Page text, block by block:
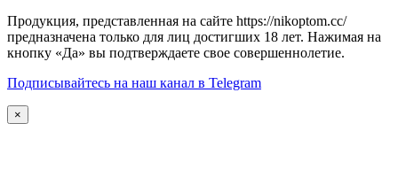
Продукция, представленная на сайте https://nikoptom.cc/
предназначена только для лиц достигших 18 лет. Нажимая на
кнопку «Да» вы подтверждаете свое совершеннолетие.
Подписывайтесь на наш канал в Telegram
×